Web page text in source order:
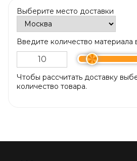
Выберите место доставки
Введите количество материала
Чтобы рассчитать доставку
количество товара.